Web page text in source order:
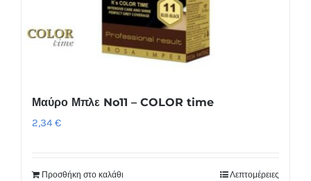
Μαύρο Μπλε No11 – COLOR time
2,34 €
Προσθήκη στο καλάθι Λεπτομέρειες